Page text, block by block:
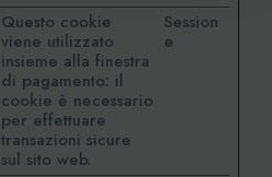
Questo cookie
viene utilizzato
insieme alla finestra
di pagamento: il
cookie è necessario
per effettuare
transazioni sicure
sul sito web.
Session
e